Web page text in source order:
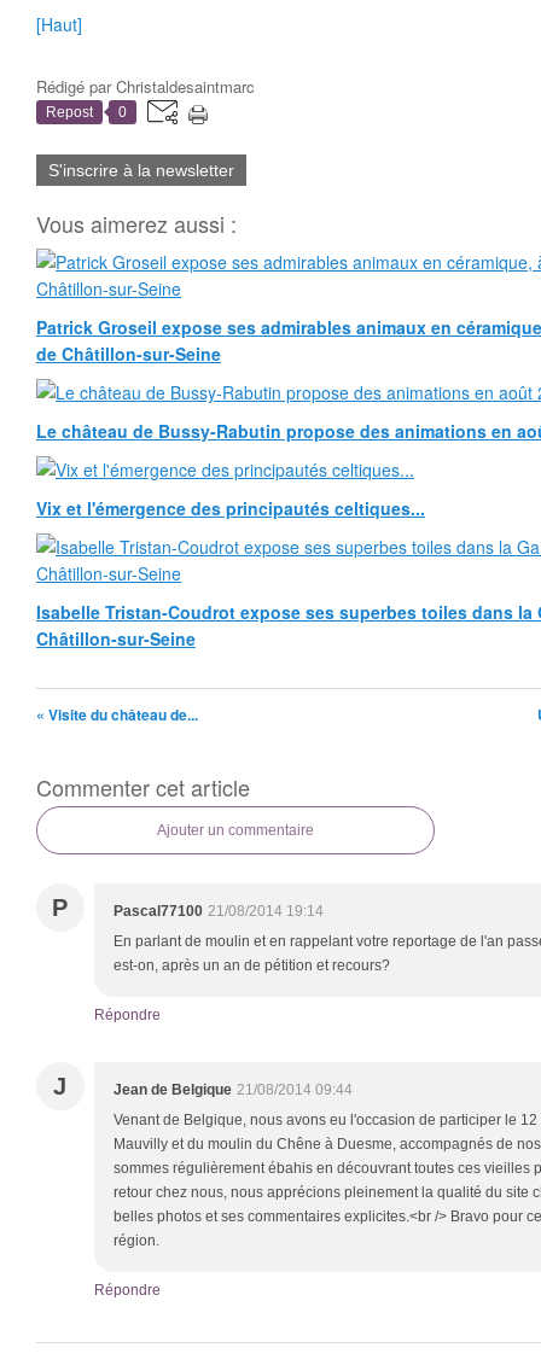
[Haut]
Rédigé parChristaldesaintmarc
Repost 0
S'inscrire à la newsletter
Vous aimerez aussi :
Patrick Groseil expose ses admirables animaux en
de Châtillon-sur-Seine
Le château de Bussy-Rabutin propose des animations en
Vix et l'émergence des principautés celtiques...
Isabelle Tristan-Coudrot expose ses superbes toiles dans la
Châtillon-sur-Seine
« Visite du château de...
Commenter cet article
Ajouter un commentaire
P Pascal77100 21/08/2014 19:14
En parlant de moulin et en rappelant votre reportage de l'an
est-on, après un an de pétition et recours?
Répondre
J Jean de Belgique 21/08/2014 09:44
Venant de Belgique, nous avons eu l'occasion de participer le
Mauvilly et du moulin du Chêne à Duesme, accompagnés de
sommes régulièrement ébahis en découvrant toutes ces vieilles
retour chez nous, nous apprécions pleinement la qualité du site
belles photos et ses commentaires explicites.<br /> Bravo pour
région.
Répondre